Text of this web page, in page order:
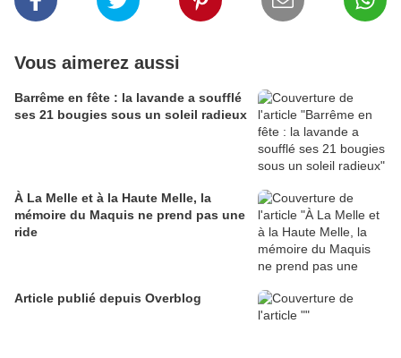
Vous aimerez aussi
Barrême en fête : la lavande a soufflé
ses 21 bougies sous un soleil radieux
À La Melle et à la Haute Melle, la
mémoire du Maquis ne prend pas une
ride
Article publié depuis Overblog